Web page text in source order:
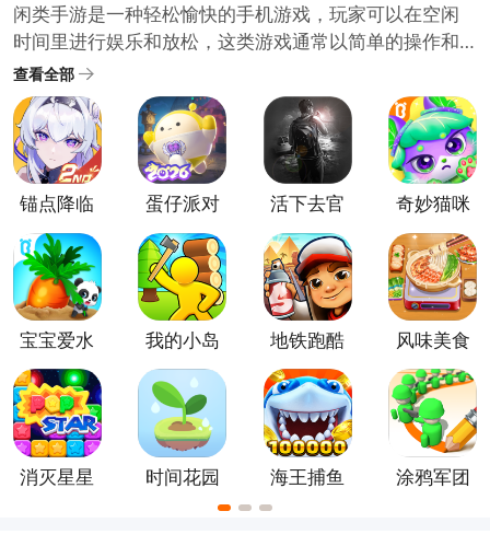
闲类手游是一种轻松愉快的手机游戏，玩家可以在空闲
时间里进行娱乐和放松，这类游戏通常以简单的操作和
可爱的图形设计为特点，让玩家能够轻松上手并享受游
戏过程，例如，一些经典的休闲类手游包括消除类游
戏、跳跃类游戏、解谜类游戏等，无需太多思考或投入
精力，休闲类手游可以帮助玩家放松身心，缓解压力。
感兴趣的臭宝宝们可以来下载一款试一试哦~
查看全部
锚点降临
手游
蛋仔派对
活下去官
方版
奇妙猫咪
世界最新
版本
宝宝爱水
果蔬菜官
方正版
我的小岛 地铁跑酷
风味美食
街正版
消灭星星
时间花园
海王捕鱼
2026最新
涂鸦军团